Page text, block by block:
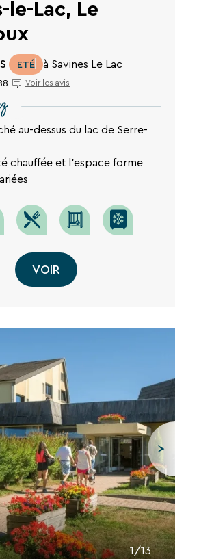
le-Lac, Le
ETÉ à Savines Le Lac
Voir les avis
au-dessus du lac de Serre-
chauffée et l'espace forme
VOIR
1/13